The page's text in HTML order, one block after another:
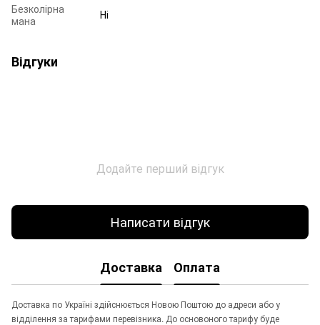
Безколірна
мана
Ні
Відгуки
Додайте перший відгук
Написати відгук
Доставка Оплата
Доставка по Україні здійснюється Новою Поштою до адреси або у
відділення за тарифами перевізника. До основоного тарифу буде